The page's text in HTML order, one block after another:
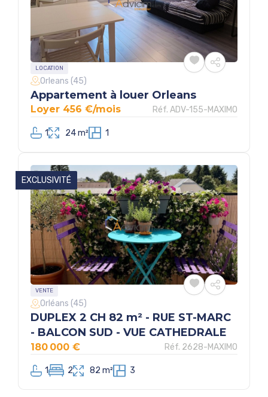
LOCATION
Réf. ADV-155-MAXIMO
Orleans (45)
Appartement à louer Orleans
1 24 m² 1
Loyer 456 €/mois
EXCLUSIVITÉ
VENTE
Réf. 2628-MAXIMO
Orléans (45)
DUPLEX 2 CH 82 m² - RUE ST-MARC
- BALCON SUD - VUE CATHEDRALE
1 2 82 m² 3
180 000 €